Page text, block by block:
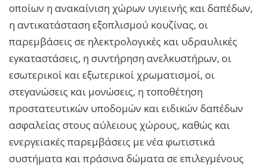
οποίων η ανακαίνιση χώρων υγιεινής και δαπέδων,
η αντικατάσταση εξοπλισμού κουζίνας, οι
παρεμβάσεις σε ηλεκτρολογικές και υδραυλικές
εγκαταστάσεις, η συντήρηση ανελκυστήρων, οι
εσωτερικοί και εξωτερικοί χρωματισμοί, οι
στεγανώσεις και μονώσεις, η τοποθέτηση
προστατευτικών υποδομών και ειδικών δαπέδων
ασφαλείας στους αύλειους χώρους, καθώς και
ενεργειακές παρεμβάσεις με νέα φωτιστικά
συστήματα και πράσινα δώματα σε επιλεγμένους